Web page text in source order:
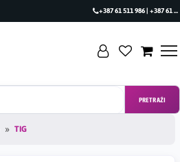
+387 61 511 986 | +387 61 493 470
PRETRAŽI
TIG